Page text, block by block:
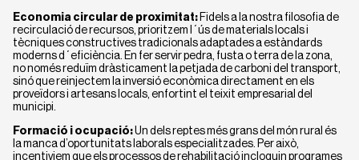
Economia circular de proximitat: Fidels a la nostra filosofia de
recirculació de recursos, prioritzem l´ús de materials locals i
tècniques constructives tradicionals adaptades a estàndards
moderns d´eficiència. En fer servir pedra, fusta o terra de la zona,
no només reduïm dràsticament la petjada de carboni del transport,
sinó que reinjectem la inversió econòmica directament en els
proveïdors i artesans locals, enfortint el teixit empresarial del
municipi.
Formació i ocupació:Un dels reptes més grans del món rural és
la manca d’oportunitats laborals especialitzades. Per això,
incentiviem que els processos de rehabilitació incloguin programes